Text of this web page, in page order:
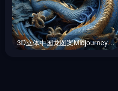
3D立体中国龙图案Midjourney咒语